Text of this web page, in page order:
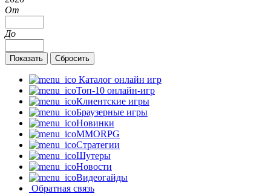
От
До
Каталог онлайн игр
Топ-10 онлайн-игр
Клиентские игры
Браузерные игры
Новинки
MMORPG
Стратегии
Шутеры
Новости
Видеогайды
Обратная связь